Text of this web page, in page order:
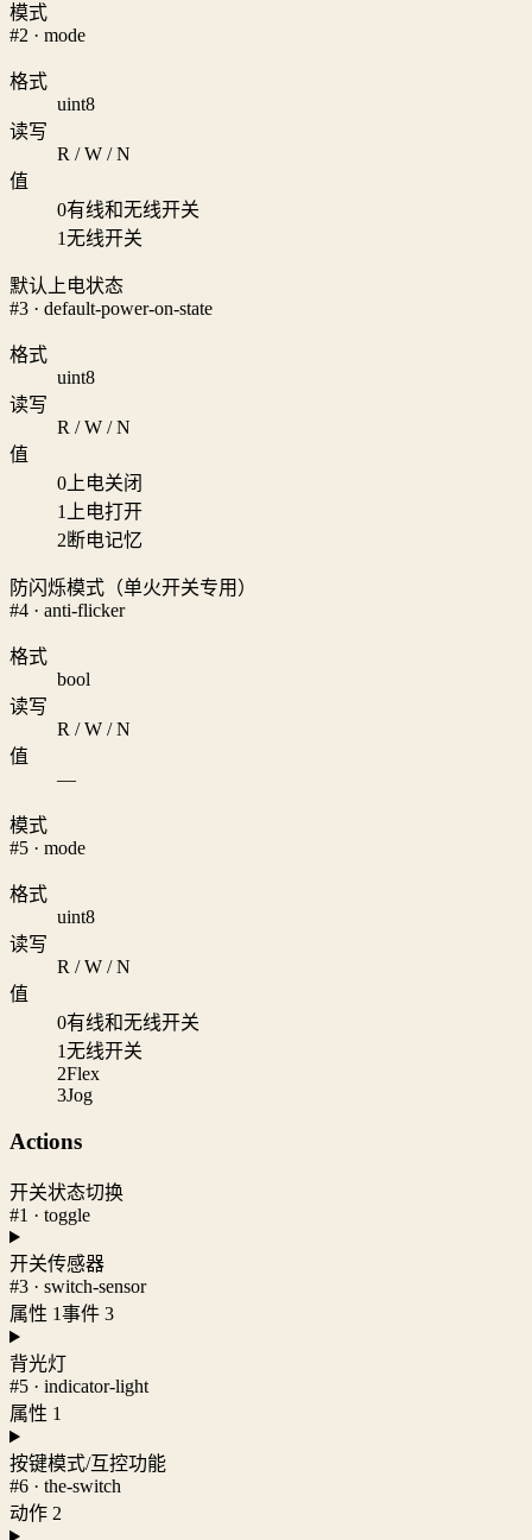
模式
#2 · mode
格式
uint8
读写
R / W / N
值
0有线和无线开关
1无线开关
默认上电状态
#3 · default-power-on-state
格式
uint8
读写
R / W / N
值
0 上电关闭
1
上电打开
2断电记忆
防闪烁模式（单火开关专用）
#4 · anti-flicker
格式
bool
读写
R / W / N
值
—
模式
#5 · mode
格式
uint8
读写
R / W / N
值
0有线和无线开关
1无线开关
2Flex
3Jog
Actions
开关状态切换
#1 · toggle
开关传感器
#3 · switch-sensor
属性 1事件 3
背光灯
#5 · indicator-light
属性 1
按键模式/互控功能
#6 · the-switch
动作 2